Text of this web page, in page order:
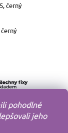
pohodlné
jeho
černý